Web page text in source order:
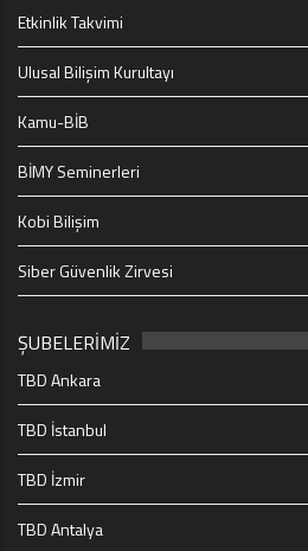
Etkinlik Takvimi
Ulusal Bilişim Kurultayı
Kamu-BİB
BİMY Seminerleri
Kobi Bilişim
Siber Güvenlik Zirvesi
ŞUBELERİMİZ
TBD Ankara
TBD İstanbul
TBD İzmir
TBD Antalya